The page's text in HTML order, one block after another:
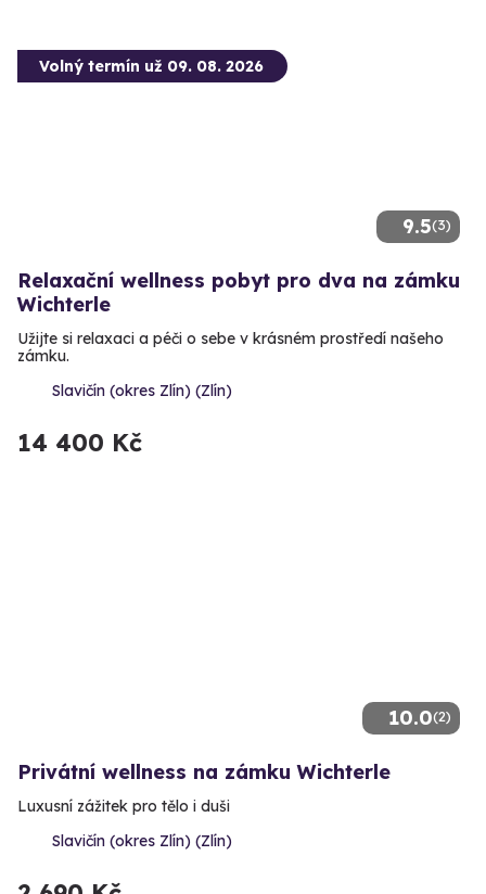
9.5(3)
Volný termín už 09. 08. 2026
Relaxační wellness pobyt pro dva na zámku
Wichterle
Užijte si relaxaci a péči o sebe v krásném prostředí našeho
zámku.
Slavičín (okres Zlín) (Zlín)
14 400 Kč
10.0(2)
Privátní wellness na zámku Wichterle
Luxusní zážitek pro tělo i duši
Slavičín (okres Zlín) (Zlín)